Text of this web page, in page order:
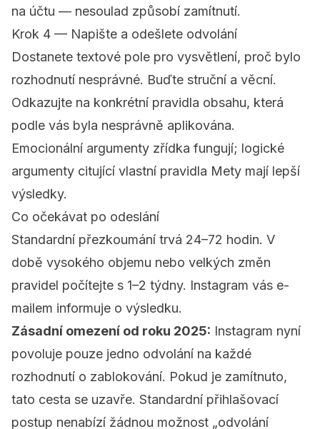
na účtu — nesoulad způsobí zamítnutí.
Krok 4 — Napište a odešlete odvolání
Dostanete textové pole pro vysvětlení, proč bylo
rozhodnutí nesprávné. Buďte struční a věcní.
Odkazujte na konkrétní pravidla obsahu, která
podle vás byla nesprávně aplikována.
Emocionální argumenty zřídka fungují; logické
argumenty citující vlastní pravidla Mety mají lepší
výsledky.
Co očekávat po odeslání
Standardní přezkoumání trvá 24–72 hodin. V
době vysokého objemu nebo velkých změn
pravidel počítejte s 1–2 týdny. Instagram vás e-
mailem informuje o výsledku.
Zásadní omezení od roku 2025: Instagram nyní
povoluje pouze jedno odvolání na každé
rozhodnutí o zablokování. Pokud je zamítnuto,
tato cesta se uzavře. Standardní přihlašovací
postup nenabízí žádnou možnost „odvolání